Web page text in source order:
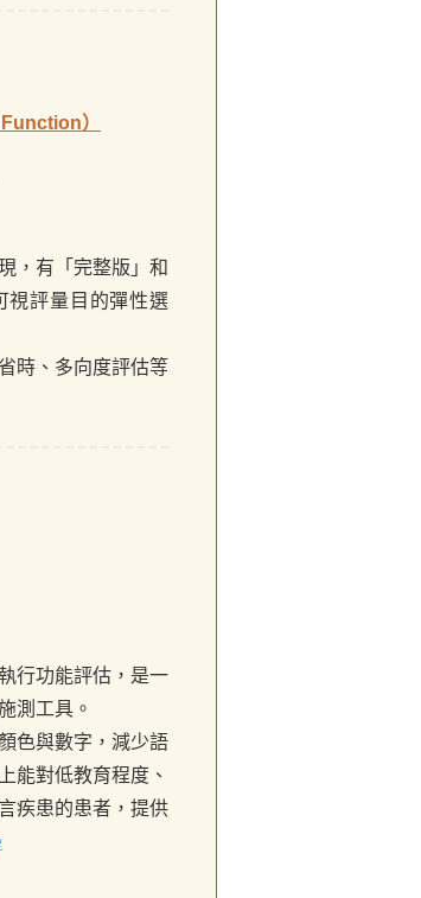
）
，有「完整版」和
視評量目的彈性選
時、多向度評估等
行功能評估，是一
測工具。
色與數字，減少語
能對低教育程度、
疾患的患者，提供